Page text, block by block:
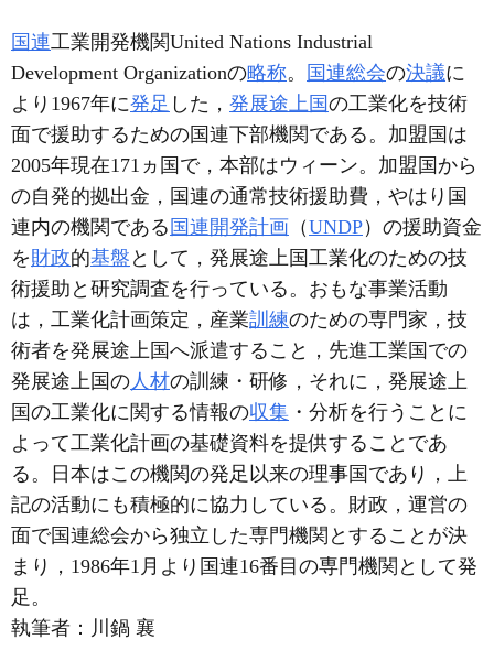
国連工業開発機関United Nations Industrial
Development Organizationの略称。 国連総会の決議に
より1967年に発足 した， 発展途上国の工業化を技術
面で援助するための国連下部機関である。加盟国は
2005年現在171ヵ国で，本部はウィーン。加盟国から
の自発的拠出金，国連の通常技術援助費，やはり国
連内の機関である 国連開発計画 （UNDP）の援助資金
を財政的基盤 として，発展途上国工業化のための技
術援助と研究調査を行っている。おもな事業活動
は，工業化計画策定，産業訓練のための専門家，技
術者を発展途上国へ派遣すること，先進工業国での
発展途上国の 人材の訓練・研修，それに，発展途上
国の工業化に関する情報の収集 ・分析を行うことに
よって工業化計画の基礎資料を提供することであ
る。日本はこの機関の発足以来の理事国であり，上
記の活動にも積極的に協力している。財政，運営の
面で国連総会から独立した専門機関とすることが決
まり，1986年1月より国連16番目の専門機関として発
足。
執筆者： 川鍋 襄